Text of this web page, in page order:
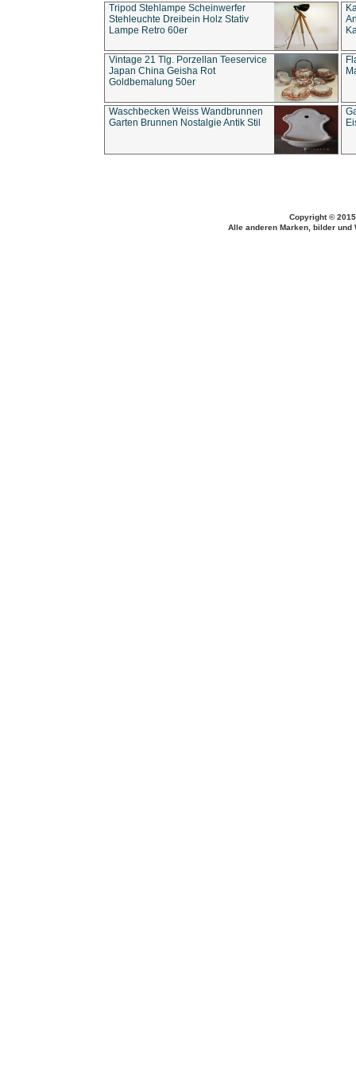
Tripod Stehlampe Scheinwerfer
Stehleuchte Dreibein Holz Stativ
Lampe Retro 60er
Vintage 21 Tlg. Porzellan Teeservice
Japan China Geisha Rot
Goldbemalung 50er
Waschbecken Weiss Wandbrunnen
Garten Brunnen Nostalgie Antik Stil
Copyright ©
Alle anderen Marken, bilder und